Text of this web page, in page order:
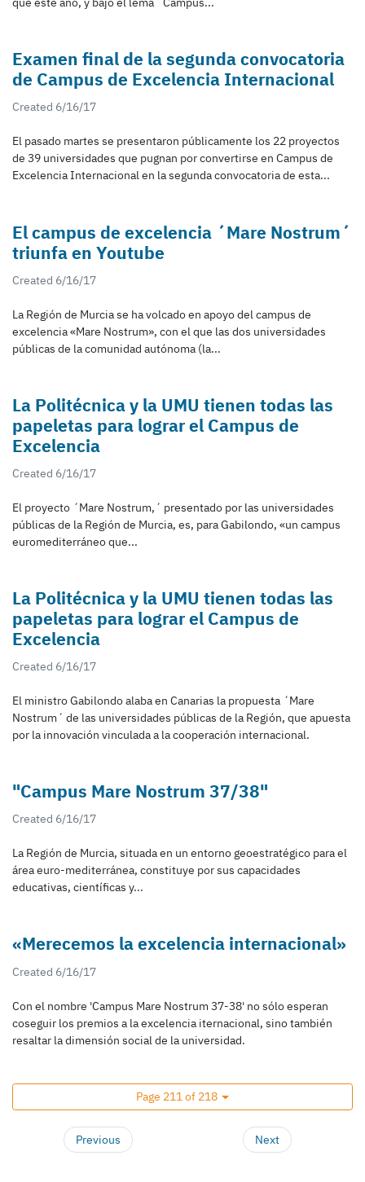
Examen final de la segunda convocatoria
de Campus de Excelencia Internacional
Created 6/16/17
El pasado martes se presentaron públicamente los 22 proyectos
de 39 universidades que pugnan por convertirse en Campus de
Excelencia Internacional en la segunda convocatoria de esta...
El campus de excelencia ´Mare Nostrum´
triunfa en Youtube
Created 6/16/17
La Región de Murcia se ha volcado en apoyo del campus de
excelencia «Mare Nostrum», con el que las dos universidades
públicas de la comunidad autónoma (la...
La Politécnica y la UMU tienen todas las
papeletas para lograr el Campus de
Excelencia
Created 6/16/17
El proyecto ´Mare Nostrum,´ presentado por las universidades
públicas de la Región de Murcia, es, para Gabilondo, «un campus
euromediterráneo que...
La Politécnica y la UMU tienen todas las
papeletas para lograr el Campus de
Excelencia
Created 6/16/17
El ministro Gabilondo alaba en Canarias la propuesta ´Mare
Nostrum´ de las universidades públicas de la Región, que apuesta
por la innovación vinculada a la cooperación internacional.
"Campus Mare Nostrum 37/38"
Created 6/16/17
La Región de Murcia, situada en un entorno geoestratégico para el
área euro-mediterránea, constituye por sus capacidades
educativas, científicas y...
«Merecemos la excelencia internacional»
Created 6/16/17
Con el nombre 'Campus Mare Nostrum 37-38' no sólo esperan
coseguir los premios a la excelencia iternacional, sino también
resaltar la dimensión social de la universidad.
Page 211 of 218
Previous Next